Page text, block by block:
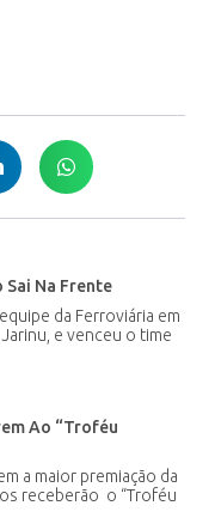
Sai Na Frente
da Ferroviária em
e venceu o time
Ao “Troféu
a maior premiação da
receberão o “Troféu